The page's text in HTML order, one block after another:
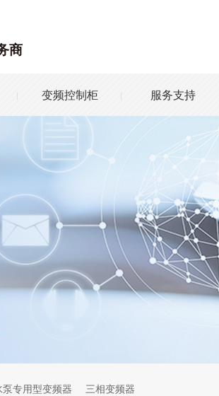
商
变频控制柜 服务支持
泵专用型变频器 三相变频器